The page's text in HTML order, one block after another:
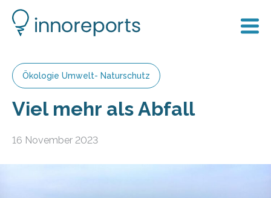
Ökologie Umwelt- Naturschutz
Viel mehr als Abfall
16 November 2023